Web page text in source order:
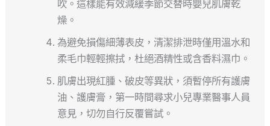
吹。這樣能有效減緩季節交替時嬰兒肌膚乾
燥。
為避免損傷細薄表皮，清潔排泄時僅用溫水和
柔毛巾輕輕擦拭，杜絕酒精性或含香料濕巾。
肌膚出現紅腫、破皮等異狀，須暫停所有護膚
油、護膚膏，第一時間尋求小兒專業醫事人員
意見，切勿自行反覆嘗試。